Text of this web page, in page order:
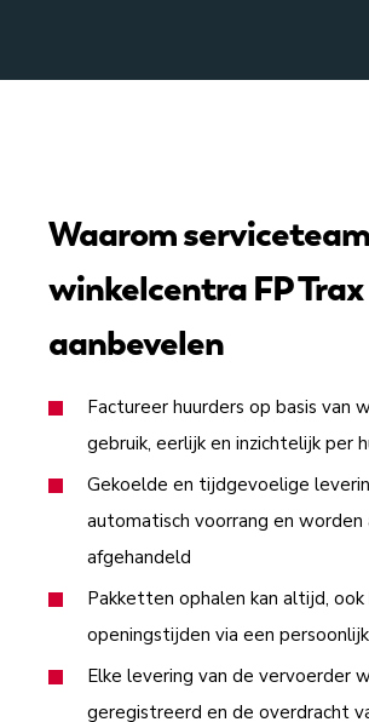
Waarom
winkelcentra FP Trax
aanbevelen
Factureer huurders op basis van
gebruik, eerlijk en inzichtelijk per
Gekoelde en tijdgevoelige
automatisch voorrang en worden
afgehandeld
Pakketten ophalen kan altijd,
openingstijden via een
Elke levering van de vervoerder
geregistreerd en de overdracht